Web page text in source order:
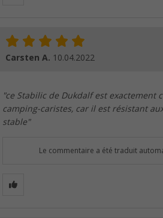
Carsten A. 10.04.2022
"ce Stabilic de Dukdalf est
camping-caristes, car il est résistant
stable"
Le commentaire a été traduit